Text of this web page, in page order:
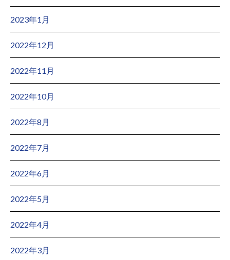
2023年1月
2022年12月
2022年11月
2022年10月
2022年8月
2022年7月
2022年6月
2022年5月
2022年4月
2022年3月